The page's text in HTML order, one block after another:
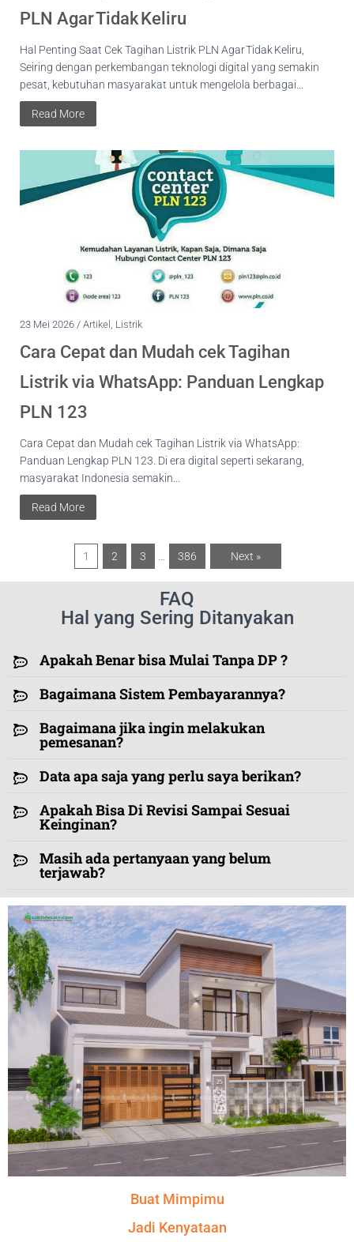
PLN Agar Tidak Keliru
Hal Penting Saat Cek Tagihan Listrik PLN Agar Tidak Keliru,
Seiring dengan perkembangan teknologi digital yang semakin
pesat, kebutuhan masyarakat untuk mengelola berbagai...
Read More
23 Mei 2026 / Artikel , Listrik
Cara Cepat dan Mudah cek Tagihan
Listrik via WhatsApp: Panduan Lengkap
PLN 123
Cara Cepat dan Mudah cek Tagihan Listrik via WhatsApp:
Panduan Lengkap PLN 123. Di era digital seperti sekarang,
masyarakat Indonesia semakin...
Read More
1 2 3 … 386 Next »
FAQ
Hal yang Sering Ditanyakan
Apakah Benar bisa Mulai Tanpa DP ?
Bagaimana Sistem Pembayarannya?
Bagaimana jika ingin melakukan
pemesanan?
Data apa saja yang perlu saya berikan?
Apakah Bisa Di Revisi Sampai Sesuai
Keinginan?
Masih ada pertanyaan yang belum
terjawab?
Buat Mimpimu
Jadi Kenyataan